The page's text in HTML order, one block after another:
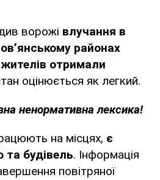
ворожі влучання в
районах
отримали
оцінюється як легкий.
ненормативна лексика!
на місцях, є
будівель. Інформація
повітряної